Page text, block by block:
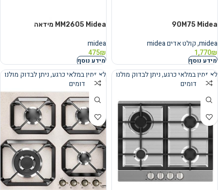
Midea ‏90M75
midea
,קולט אדים midea
1,770₪
מידע נוסף
MM2605 Midea מידאה
midea
475₪
מידע נוסף
נמכר
לא זמין במלאי כרגע, ניתן לבדוק מולנו
מוצרים דומים
נמכר
לא זמין במלאי כרגע, ניתן לבדוק מולנו
מוצרים דומים